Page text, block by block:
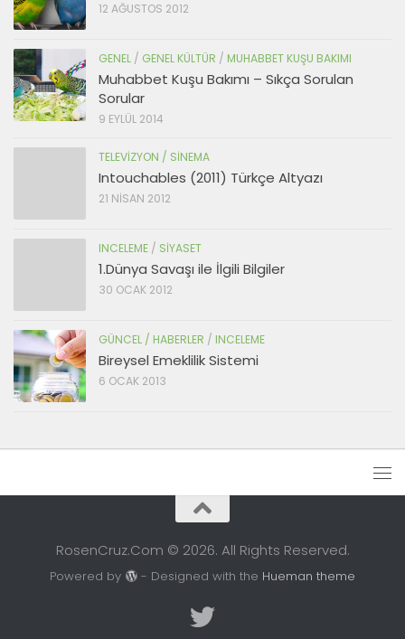
12 AĞUSTOS 2012
GENEL / GENEL KÜLTÜR / MUHABBET KUŞU BAKIMI
Muhabbet Kuşu Bakımı – Sıkça Sorulan
Sorular
9 EYLÜL 2014
TELEVIZYON / SINEMA
Intouchables (2011) Türkçe Altyazı
21 NISAN 2012
INCELEME / SIYASET
1.Dünya Savaşı ile İlgili Bilgiler
30 OCAK 2012
GÜNCEL / HABERLER / INCELEME
Bireysel Emeklilik Sistemi
6 OCAK 2013
RosenCruz.Com © 2026. All Rights Reserved.
Powered by - Designed with the Hueman theme